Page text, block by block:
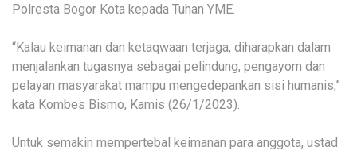
Polresta Bogor Kota kepada Tuhan YME.
“Kalau keimanan dan ketaqwaan terjaga, diharapkan dalam
menjalankan tugasnya sebagai pelindung, pengayom dan
pelayan masyarakat mampu mengedepankan sisi humanis,”
kata Kombes Bismo, Kamis (26/1/2023).
Untuk semakin mempertebal keimanan para anggota, ustad